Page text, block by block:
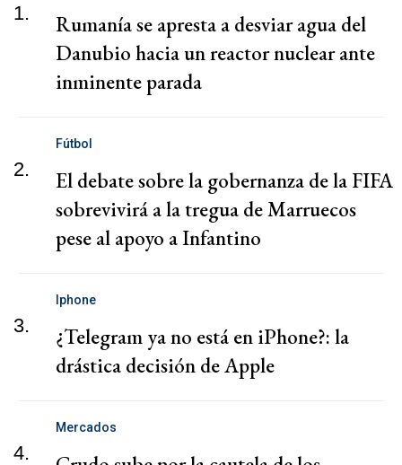
1.
Rumanía se apresta a desviar agua del
Danubio hacia un reactor nuclear ante
inminente parada
2.
Fútbol
El debate sobre la gobernanza de la FIFA
sobrevivirá a la tregua de Marruecos
pese al apoyo a Infantino
3.
Iphone
¿Telegram ya no está en iPhone?: la
drástica decisión de Apple
4.
Mercados